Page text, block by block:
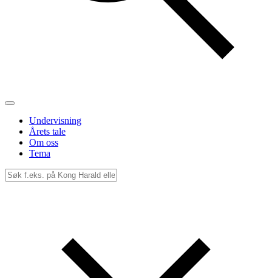
Undervisning
Årets tale
Om oss
Tema